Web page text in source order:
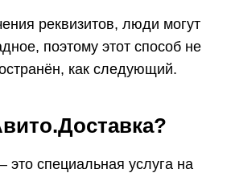
реквизитов, люди могут
поэтому этот способ не
как следующий.
это специальная услуга на